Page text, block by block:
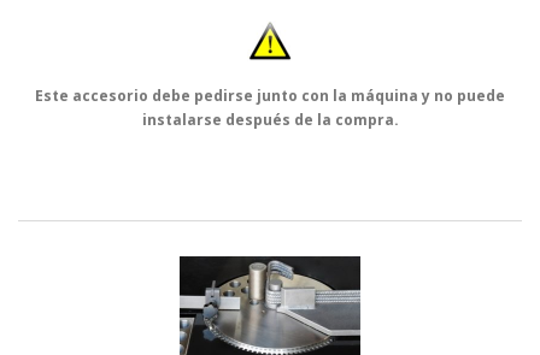
Este accesorio debe pedirse junto con la máquina y no puede
instalarse después de la compra.